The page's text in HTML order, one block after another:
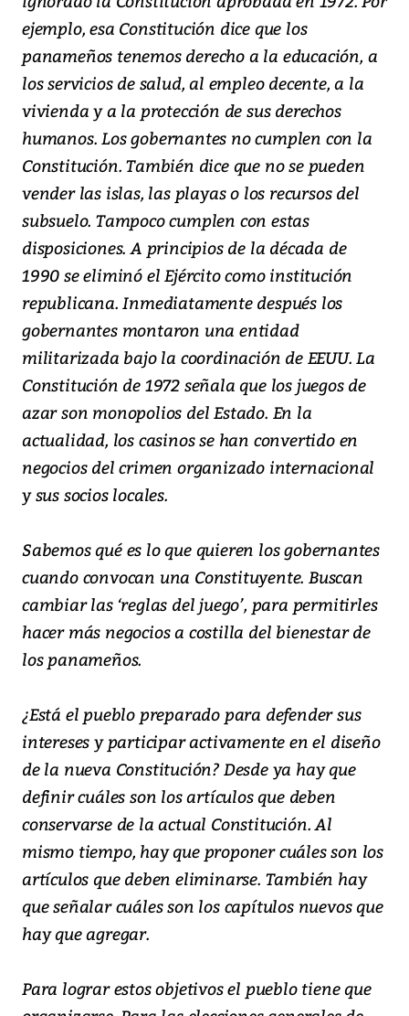
ejemplo, esa Constitución dice que los
panameños tenemos derecho a la educación, a
los servicios de salud, al empleo decente, a la
vivienda y a la protección de sus derechos
humanos. Los gobernantes no cumplen con la
Constitución. También dice que no se pueden
vender las islas, las playas o los recursos del
subsuelo. Tampoco cumplen con estas
disposiciones. A principios de la década de
1990 se eliminó el Ejército como institución
republicana. Inmediatamente después los
gobernantes montaron una entidad
militarizada bajo la coordinación de EEUU. La
Constitución de 1972 señala que los juegos de
azar son monopolios del Estado. En la
actualidad, los casinos se han convertido en
negocios del crimen organizado internacional
y sus socios locales.
Sabemos qué es lo que quieren los gobernantes
cuando convocan una Constituyente. Buscan
cambiar las ‘reglas del juego’, para permitirles
hacer más negocios a costilla del bienestar de
los panameños.
¿Está el pueblo preparado para defender sus
intereses y participar activamente en el diseño
de la nueva Constitución? Desde ya hay que
definir cuáles son los artículos que deben
conservarse de la actual Constitución. Al
mismo tiempo, hay que proponer cuáles son los
artículos que deben eliminarse. También hay
que señalar cuáles son los capítulos nuevos que
hay que agregar.
Para lograr estos objetivos el pueblo tiene que